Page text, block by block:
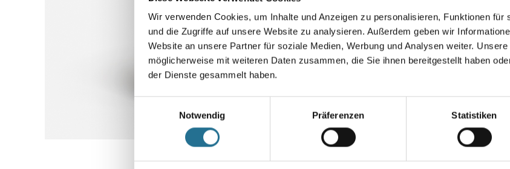
Wir verwenden Cookies, um Inhalte und Anzeigen zu personalisieren, Funktionen für
und die Zugriffe auf unsere Website zu analysieren. Außerdem geben wir
Website an unsere Partner für soziale Medien, Werbung und Analysen weiter.
möglicherweise mit weiteren Daten zusammen, die Sie ihnen bereitgestellt haben
der Dienste gesammelt haben.
Notwendig
Präferenzen Statistiken